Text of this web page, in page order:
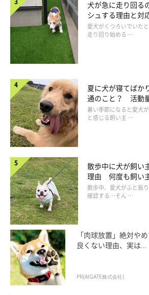
したドッグフードには、チワワが喜んで食
性を高くしたものや、小粒にして食べやす
ようです。
また、チワワはシニア期に入ると心臓疾患
必要な栄養素を特別に配合しているもの
国産のドッグフードがいいって本当？
確保されているため、国産か外国産かは判
でしょう。
この「ペットフード安全法」では、安全な
販売するために、表示の基準や成分の規格
っていない製品は、製造・輸入・販売とも
つまり、それが遵守されているドッグフー
問わず良質であり、違反した製品が万が一
ら、たとえ国産であっても良質とはいえな
犬が急に走り回
シュする理由と対
愛犬がくつろいでいた
走り回り始める …
夏に犬が寝てばか
通のこと？ 活動
は
暑い季節になると愛犬
と感じる飼い主 …
散歩中に犬が飼い
理由 何度も飼い
なぜ？
散歩中、愛犬がふと振
確認する…そん …
「肉球放置」絶対や
良くない理由、実は...
PR(AIGATE株式会社)